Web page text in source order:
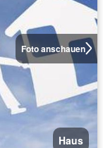
Foto anschauen
Haus